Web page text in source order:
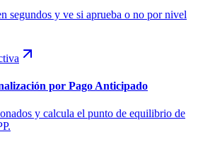
segundos y ve si aprueba o no por nivel
por Pago Anticipado
y calcula el punto de equilibrio de